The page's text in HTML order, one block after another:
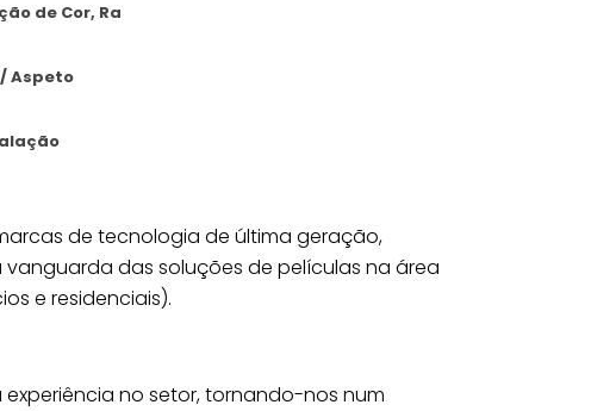
de Cor, Ra
Aspeto
de tecnologia de última geração,
das soluções de películas na área
e residenciais).
no setor, tornando-nos num